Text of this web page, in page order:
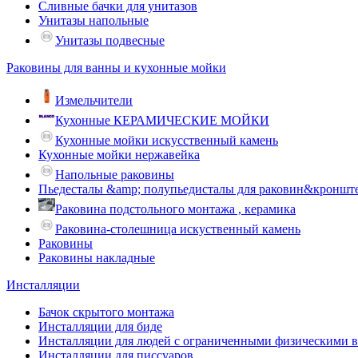
Сливные бачки для унитазов
Унитазы напольные
Унитазы подвесные
Раковины для ванны и кухонные мойки
Измельчители
Кухонные КЕРАМИЧЕСКИЕ МОЙКИ
Кухонные мойки искусственный камень
Кухонные мойки нержавейка
Напольные раковины
Пьедесталы &amp; полупьедисталы для
Раковина подстольного монтажа , керамика
Раковина-столешница искуственный камень
Раковины
Раковины накладные
Инсталляции
Бачок скрытого монтажа
Инсталляции для биде
Инсталляции для людей с ограниченными физическими